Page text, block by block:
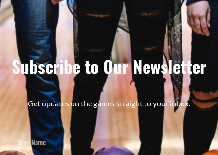
Subscribe to Our Newsletter
Get updates on the games straight to your inbox.